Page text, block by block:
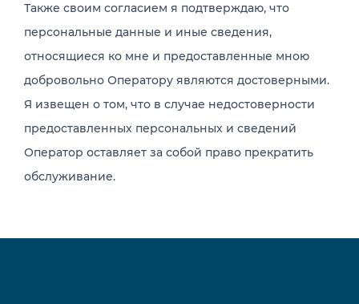
Также своим согласием я подтверждаю, что
персональные данные и иные сведения,
относящиеся ко мне и предоставленные мною
добровольно Оператору являются достоверными.
Я извещен о том, что в случае недостоверности
предоставленных персональных и сведений
Оператор оставляет за собой право прекратить
обслуживание.